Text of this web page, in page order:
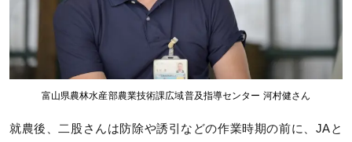
富山県農林水産部農業技術課広域普及指導センター 河村健さん
就農後、二股さんは防除や誘引などの作業時期の前に、JAと